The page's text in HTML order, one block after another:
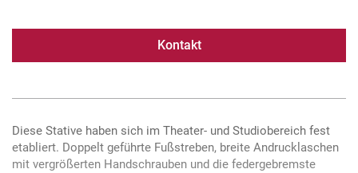
Kontakt
Diese Stative haben sich im Theater- und Studiobereich fest
etabliert. Doppelt geführte Fußstreben, breite Andrucklaschen
mit vergrößerten Handschrauben und die federgebremste